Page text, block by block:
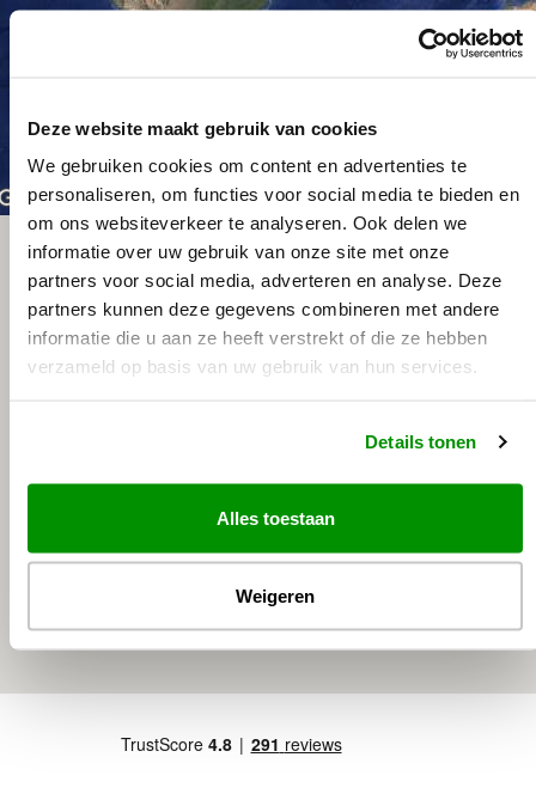
Deze website maakt gebruik van cookies
We gebruiken cookies om content en advertenties te
personaliseren, om functies voor social media te bieden en
om ons websiteverkeer te analyseren. Ook delen we
informatie over uw gebruik van onze site met onze
partners voor social media, adverteren en analyse. Deze
partners kunnen deze gegevens combineren met andere
informatie die u aan ze heeft verstrekt of die ze hebben
verzameld op basis van uw gebruik van hun services.
Details tonen
Alles toestaan
Weigeren